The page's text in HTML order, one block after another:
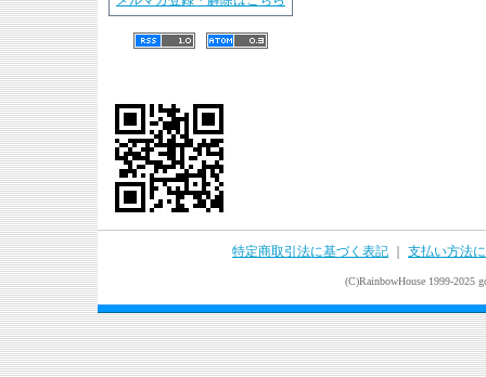
特定商取引法に基づく表記 支払い方法
(C)RainbowHouse 1999-2025